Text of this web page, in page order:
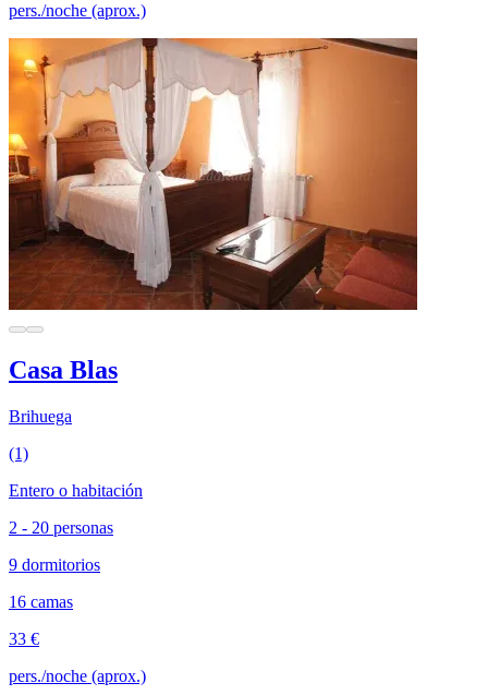
pers./noche (aprox.)
Casa Blas
Brihuega
(1)
Entero o habitación
2 - 20 personas
9 dormitorios
16 camas
33 €
pers./noche (aprox.)